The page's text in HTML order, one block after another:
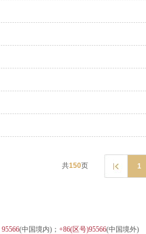
共150页 1
95566(中国境内)； +86(区号)95566(中国境外)